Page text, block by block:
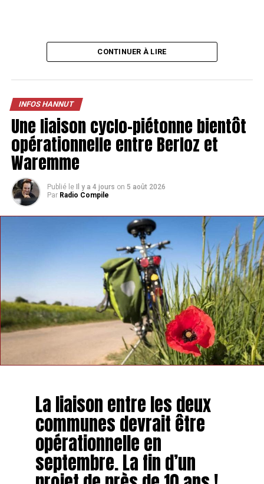
CONTINUER À LIRE
INFOS HANNUT
Une liaison cyclo-piétonne bientôt
opérationnelle entre Berloz et
Waremme
Publié le Il y a 4 jours on 5 août 2026
Par Radio Compile
La liaison entre les deux
communes devrait être
opérationnelle en
septembre. La fin d’un